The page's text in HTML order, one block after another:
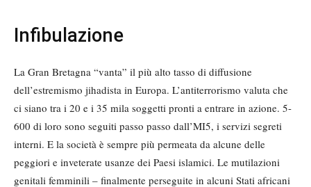
Infibulazione
La Gran Bretagna “vanta” il più alto tasso di diffusione
dell’estremismo jihadista in Europa. L’antiterrorismo valuta che
ci siano tra i 20 e i 35 mila soggetti pronti a entrare in azione. 5-
600 di loro sono seguiti passo passo dall’MI5, i servizi segreti
interni. E la società è sempre più permeata da alcune delle
peggiori e inveterate usanze dei Paesi islamici. Le mutilazioni
genitali femminili – finalmente perseguite in alcuni Stati africani